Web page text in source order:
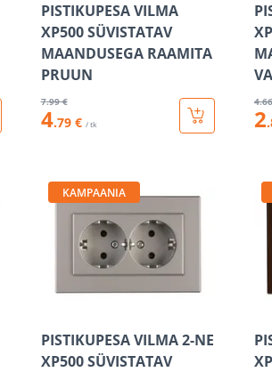
PISTIKUPESA VILMA
XP500 SÜVISTATAV
MAANDUSEGA RAAMITA
PRUUN
7.99 €
4.79 € / tk
4
2
KAMPAANIA
PISTIKUPESA VILMA 2-NE
XP500 SÜVISTATAV